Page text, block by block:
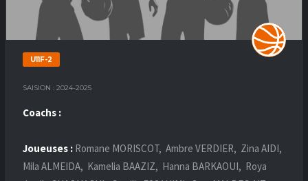
U11F-2
SAISION : 2024-2025
Coachs :
Joueuses : Romane MORISCOT, Ambre VERDIER, Zina AIDI,
Mila ALMEIDA, Kamelia BAAZIZ, Hanna BARKAOUI, Roya